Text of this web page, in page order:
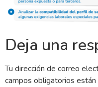
Deja una
Tu dirección de correo
campos obligatorios están